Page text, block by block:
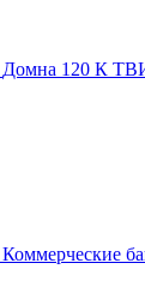
Домна 120 К
Коммерческие